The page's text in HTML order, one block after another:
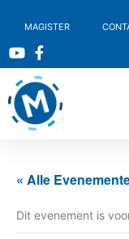
MAGISTER
« Alle
Dit evenement is